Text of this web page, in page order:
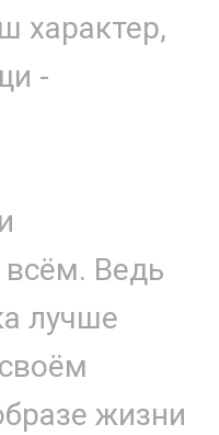
характер,
-
всём. Ведь
лучше
жизни